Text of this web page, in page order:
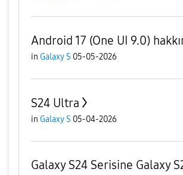
Android 17 (One UI 9.0)
in Galaxy S 05-05-2026
S24 Ultra
in Galaxy S 05-04-2026
Galaxy S24 Serisine Galaxy